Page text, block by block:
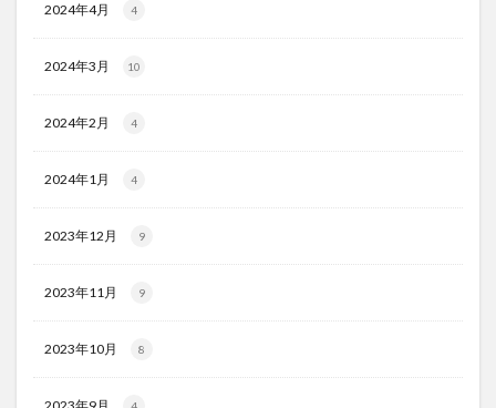
2024年4月 4
2024年3月 10
2024年2月 4
2024年1月 4
2023年12月 9
2023年11月 9
2023年10月 8